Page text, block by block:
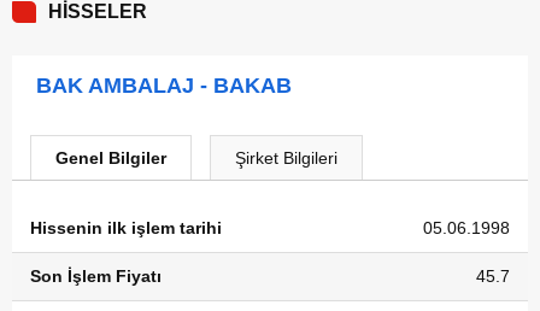
HİSSELER
BAK AMBALAJ - BAKAB
Genel Bilgiler Şirket Bilgileri
Hissenin ilk işlem tarihi 05.06.1998
Son İşlem Fiyatı 45.7